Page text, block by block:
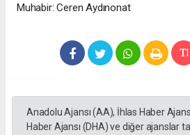
Muhabir: Ceren Aydınonat
Anadolu Ajansı (AA), İhlas Haber
Haber Ajansı (DHA) ve diğer ajanslar